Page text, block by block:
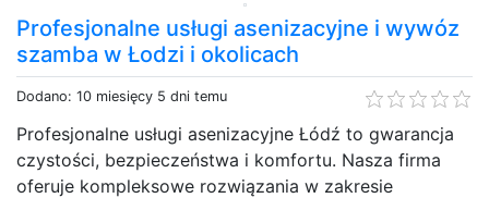
Profesjonalne usługi asenizacyjne i wywóz
szamba w Łodzi i okolicach
Dodano: 10 miesięcy 5 dni temu
Profesjonalne usługi asenizacyjne Łódź to gwarancja
czystości, bezpieczeństwa i komfortu. Nasza firma
oferuje kompleksowe rozwiązania w zakresie